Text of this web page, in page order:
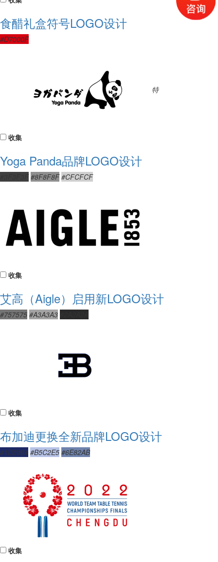
食醋礼盒符号LOGO设计
#D7000F
特
收集
Yoga Panda品牌LOGO设计
#8F8F8F #CFCFCF
收集
艾高（Aigle）启用新LOGO设计
#757575 #A3A3A3
收集
布加迪更换全新品牌LOGO设计
#1D2964 #B5C2E5 #6E82AB
收集